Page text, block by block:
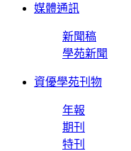
媒體通訊
新聞稿
學苑新聞
資優學苑刊物
年報
期刊
特刊